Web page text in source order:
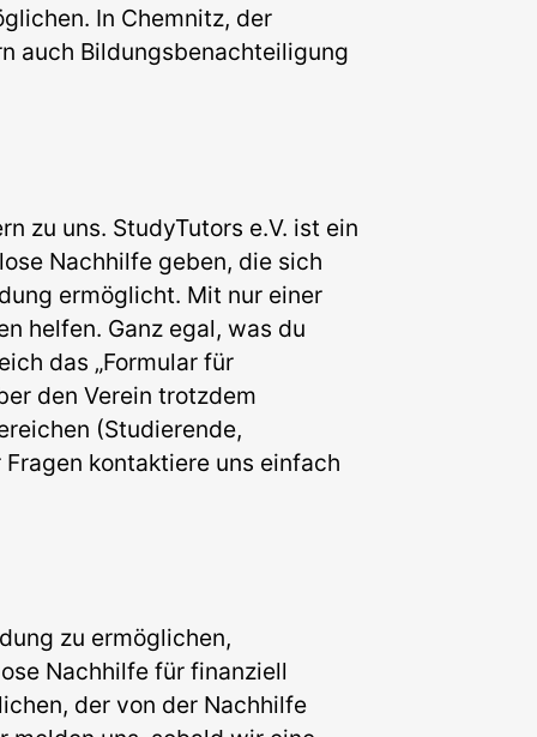
In Chemnitz, der
auch Bildungsbenachteiligung
zu uns. StudyTutors e.V. ist ein
Nachhilfe geben, die sich
ermöglicht. Mit nur einer
helfen. Ganz egal, was du
das „Formular für
den Verein trotzdem
(Studierende,
kontaktiere uns einfach
zu ermöglichen,
Nachhilfe für finanziell
der von der Nachhilfe